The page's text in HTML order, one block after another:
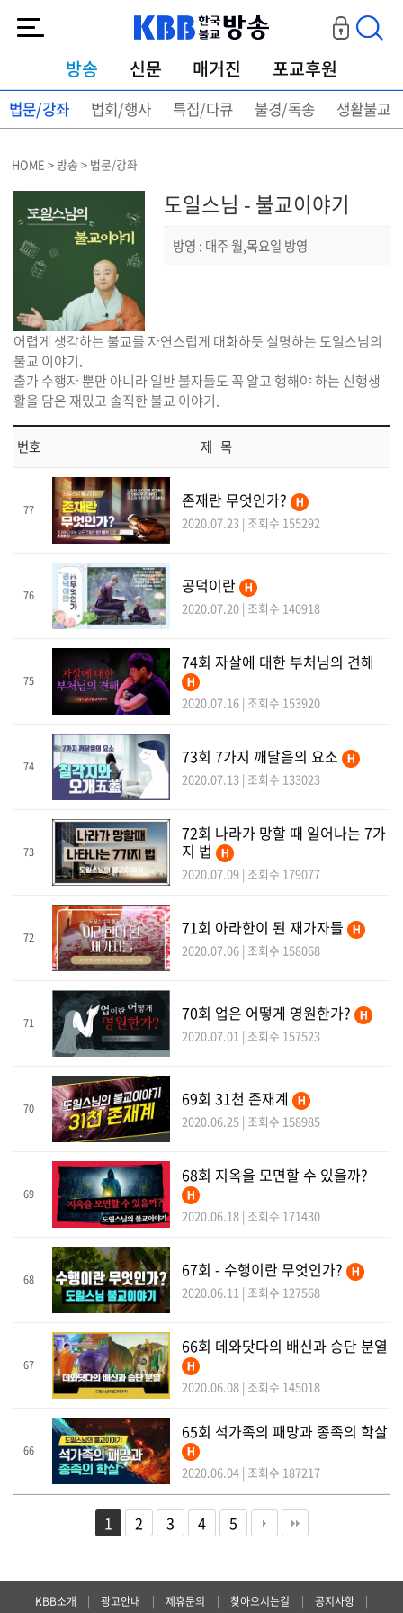
방송 신문 매거진 포교후원
법문/강좌 법회/행사 특집/다큐 불경/독송 생활불교
HOME > 방송 > 법문/강좌
도일스님 - 불교이야기
방영 : 매주 월,목요일 방영
어렵게 생각하는 불교를 자연스럽게 대화하듯 설명하는 도일스님의
불교 이야기.
출가 수행자 뿐만 아니라 일반 불자들도 꼭 알고 행해야 하는 신행생
활을 담은 재밌고 솔직한 불교 이야기.
번호 제 목
77 존재란 무엇인가?
2020.07.23 | 조회수 155292
76 공덕이란
2020.07.20 | 조회수 140918
75
74회 자살에 대한 부처님의 견해
2020.07.16 | 조회수 153920
74 73회 7가지 깨달음의 요소
2020.07.13 | 조회수 133023
73
72회 나라가 망할 때 일어나는 7가
지 법
2020.07.09 | 조회수 179077
72 71회 아라한이 된 재가자들
2020.07.06 | 조회수 158068
71 70회 업은 어떻게 영원한가?
2020.07.01 | 조회수 157523
70 69회 31천 존재계
2020.06.25 | 조회수 158985
69
68회 지옥을 모면할 수 있을까?
2020.06.18 | 조회수 171430
68 67회 - 수행이란 무엇인가?
2020.06.11 | 조회수 127568
67
66회 데와닷다의 배신과 승단 분열
2020.06.08 | 조회수 145018
66
65회 석가족의 패망과 종족의 학살
2020.06.04 | 조회수 187217
1 2 3 4 5
KBB소개 | 광고안내 | 제휴문의 | 찾아오시는길 | 공지사항 |